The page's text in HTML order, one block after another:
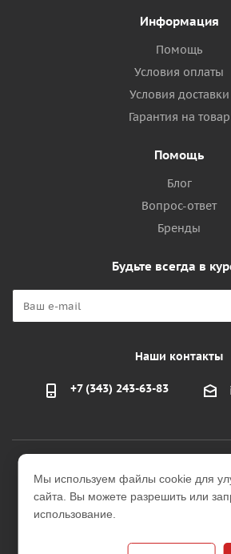
Информация
Помощь
Условия оплаты
Условия доставки
Гарантия на товар
Помощь
Блог
Вопрос-ответ
Бренды
Будьте всегда в
Наши контакты
+7 (343) 243-63-83
2026 © ООО
Интернет-магазин
Версия для
Мы используем файлы cookie для
сайта. Вы можете разрешить или
использование.